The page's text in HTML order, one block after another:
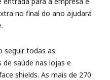
no final do ano ajudará
seguir todas as
saúde nas lojas e
shields. As mais de 270